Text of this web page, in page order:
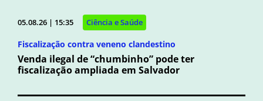
05.08.26 | 15:35 Ciência e Saúde
Fiscalização contra veneno clandestino
Venda ilegal de “chumbinho” pode ter
fiscalização ampliada em Salvador